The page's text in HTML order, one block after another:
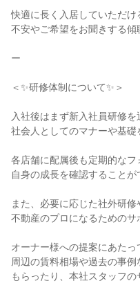
快適に長く入居していただけ
不安やご希望をお聞きする傾
ー
＜✨研修体制について✨＞
入社後はまず新入社員研修を
社会人としてのマナーや基礎
各店舗に配属後も定期的な
自身の成長を確認することが
また、必要に応じた社外研修
不動産のプロになるためのサ
オーナー様への提案にあたっ
周辺の賃料相場や過去の事
もらったり、本社スタッフの